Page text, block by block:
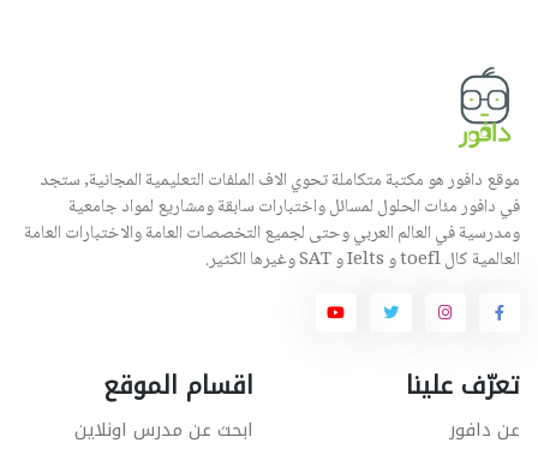
موقع دافور هو مكتبة متكاملة تحوي الاف الملفات التعليمية المجانية, ستجد
في دافور مئات الحلول لمسائل واختبارات سابقة ومشاريع لمواد جامعية
ومدرسية في العالم العربي وحتى لجميع التخصصات العامة والاختبارات العامة
العالمية كال toefl و Ielts و SAT وغيرها الكثير.
تعرّف علينا
عن دافور
اقسام الموقع
ابحث عن مدرس اونلاين